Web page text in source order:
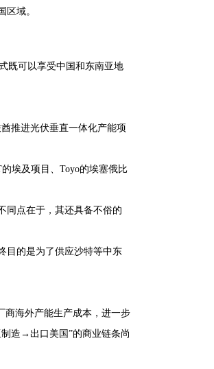
区域。
既可以享受中国和东南亚地
推进光伏垂直一体化产能项
埃及项目、Toyo的埃塞俄比
同点在于，其还具备不俗的
目的是为了供应沙特等中东
商海外产能生产成本，进一步
造→出口美国”的商业链条尚